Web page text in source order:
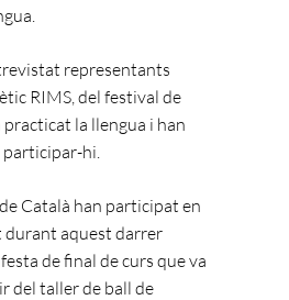
representants
RIMS, del festival de
la llengua i han
hi.
Català han participat en
durant aquest darrer
de final de curs que va
del taller de ball de